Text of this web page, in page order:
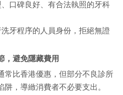
口碑良好、有合法執照的牙科
牙程序的人員身份，拒絕無證
，避免隱藏費用
常比香港優惠，但部分不良診所
，導緻消費者不必要支出。